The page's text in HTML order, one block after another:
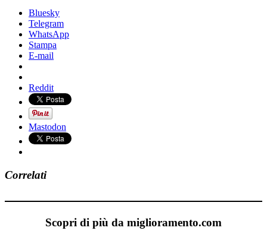
Bluesky
Telegram
WhatsApp
Stampa
E-mail
Reddit
Mastodon
Correlati
Scopri di più da miglioramento.com